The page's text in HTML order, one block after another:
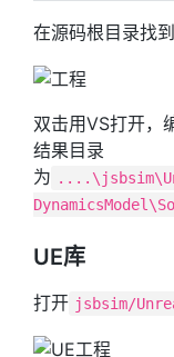
在源码根目录找
双击用VS打开，
结果目录
为
UE库
打开 jsbsim/